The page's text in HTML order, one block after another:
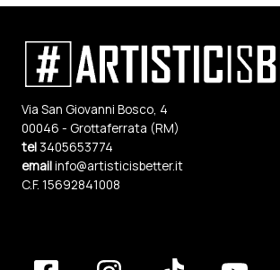
Via San Giovanni Bosco, 4
00046 - Grottaferrata (RM)
tel 3405653774
emailinfo@artisticisbetter.it
C.F. 15692841008